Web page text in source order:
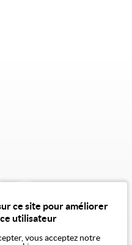
ce site pour améliorer
utilisateur
vous acceptez notre